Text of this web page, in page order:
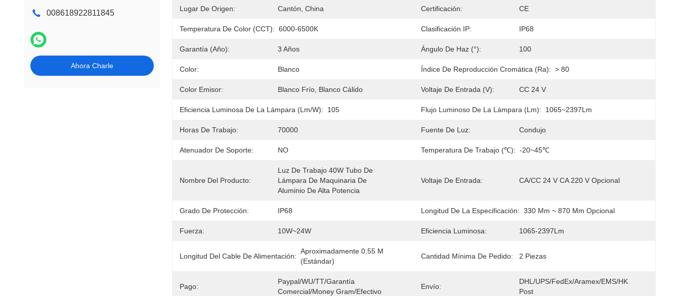
008618922811845
Ahora Charle
Lugar De Origen: Cantón, China Certificación: CE
Temperatura De Color (CCT): 6000-6500K Clasificación IP: IP68
Garantía (año): 3 Años Ángulo De Haz (°): 100
Color: Blanco Índice De Reproducción Cromática (Ra): > 80
Color Emisor: Blanco Frío, Blanco Cálido Voltaje De Entrada (V): CC 24 V
Eficiencia Luminosa De La Lámpara (lm/w): 105 Flujo Luminoso De La Lámpara (lm): 1065~2397Lm
Horas De Trabajo: 70000 Fuente De Luz: Condujo
Atenuador De Soporte: NO Temperatura De Trabajo (℃): -20~45℃
Nombre Del Producto:
Luz De Trabajo 40W Tubo De
Lámpara De Maquinaria De
Aluminio De Alta Potencia
Voltaje De Entrada: CA/CC 24 V CA 220 V Opcional
Grado De Protección: IP68 Longitud De La Especificación: 330 Mm ~ 870 Mm Opcional
Fuerza: 10W~24W Eficiencia Luminosa: 1065-2397Lm
Longitud Del Cable De Alimentación:
Aproximadamente 0,55 M
(estándar)
Cantidad Mínima De Pedido: 2 Piezas
Pago:
Paypal/WU/TT/Garantía
Comercial/Money Gram/Efectivo
Envío:
DHL/UPS/FedEx/Aramex/EMS/HK
Post